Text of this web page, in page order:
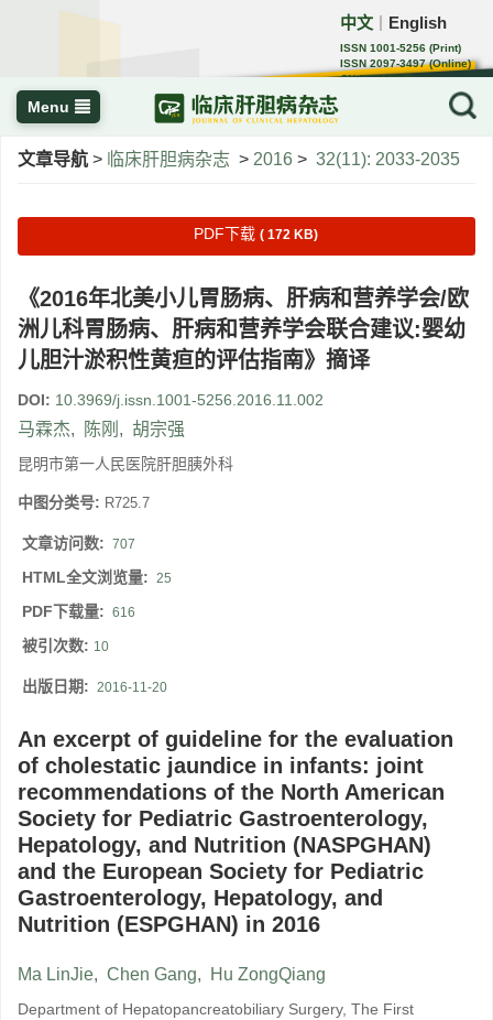
中文 English
ISSN 1001-5256 (Print)
ISSN 2097-3497 (Online)
CN 22-1108/R
Menu
文章导航 > 临床肝胆病杂志 > 2016 > 32(11): 2033-2035
PDF下载 ( 172 KB)
《2016年北美小儿胃肠病、肝病和营养学会/欧
洲儿科胃肠病、肝病和营养学会联合建议:婴幼
儿胆汁淤积性黄疸的评估指南》摘译
DOI: 10.3969/j.issn.1001-5256.2016.11.002
马霖杰, 陈刚 , 胡宗强
昆明市第一人民医院肝胆胰外科
中图分类号: R725.7
文章访问数: 707
HTML全文浏览量: 25
PDF下载量: 616
被引次数: 10
出版日期: 2016-11-20
An excerpt of guideline for the evaluation
of cholestatic jaundice in infants: joint
recommendations of the North American
Society for Pediatric Gastroenterology,
Hepatology, and Nutrition (NASPGHAN)
and the European Society for Pediatric
Gastroenterology, Hepatology, and
Nutrition (ESPGHAN) in 2016
Ma LinJie, Chen Gang, Hu ZongQiang
Department of Hepatopancreatobiliary Surgery, The First